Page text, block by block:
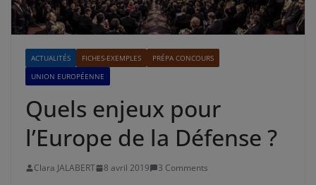
ACTUALITÉS FICHES-EXEMPLES
PRÉPA CONCOURS
UNION EUROPÉENNE
Quels enjeux pour
l’Europe de la Défense ?
Clara JALABERT 8 avril 2019 3 Comments